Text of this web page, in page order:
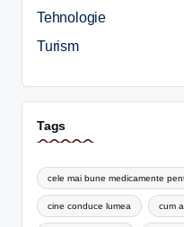
Tehnologie
Turism
Tags
cele mai bune medicamente
cine conduce lumea cum